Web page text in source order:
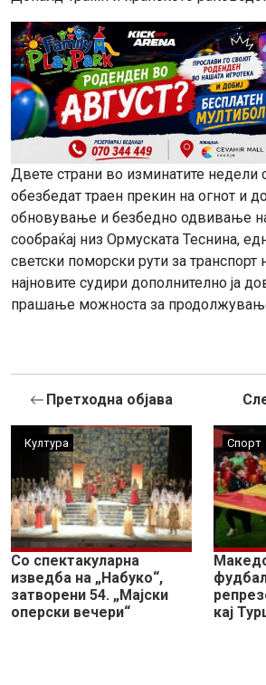
Двете страни во изминатите недели
обезбедат траен прекин на огнот и
обновување и безбедно одвивање
сообраќај низ Ормуската Теснина,
светски поморски рути за транспорт
најновите судири дополнително ја
прашање можноста за
Претходна објава
Култура
Со спектакуларна
изведба на „Набуко“,
затворени 54. „Мајски
оперски вечери“
Спорт
кај